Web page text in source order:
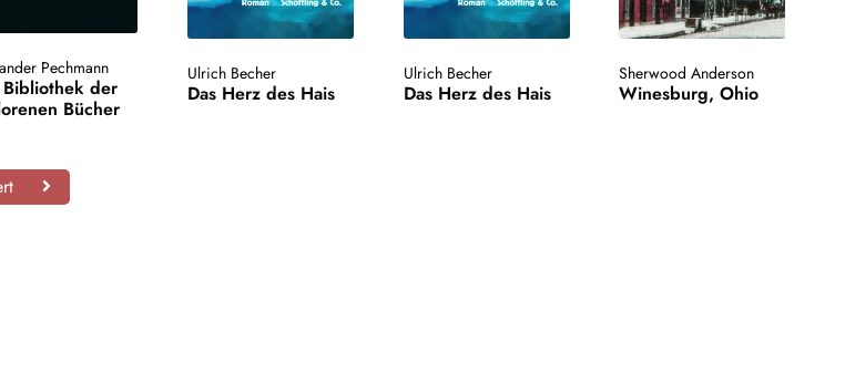
Pechmann
Bibliothek der
Bücher
Ulrich Becher
Das Herz des Hais
Ulrich Becher
Das Herz des Hais
Sherwood Anderson
Winesburg, Ohio